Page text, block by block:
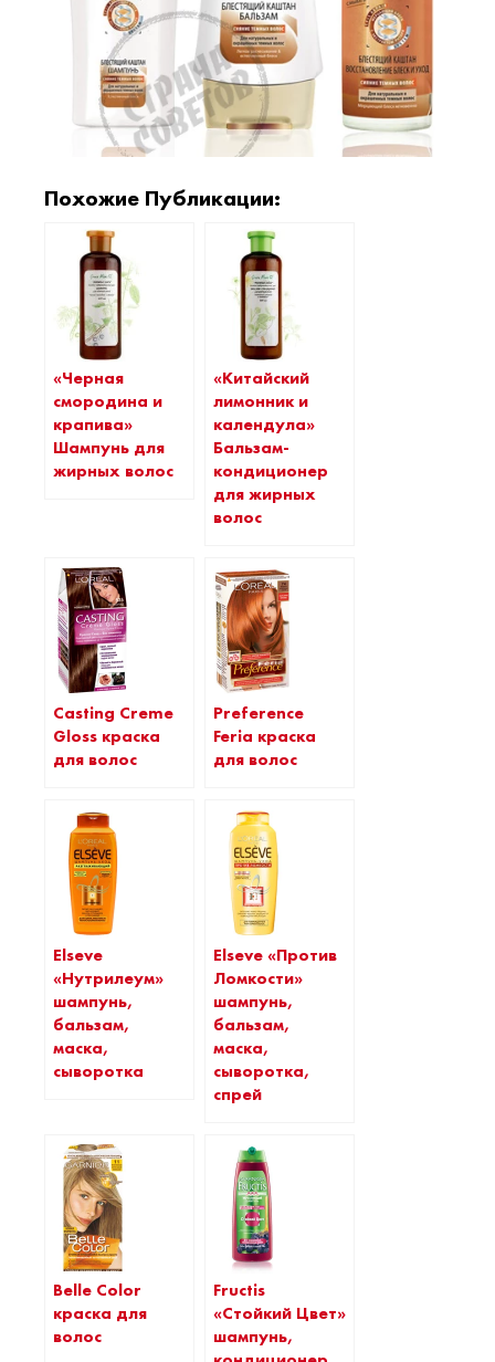
Похожие Публикации:
«Черная
смородина и
крапива»
Шампунь для
жирных волос
«Китайский
лимонник и
календула»
Бальзам-
кондиционер
для жирных
волос
Casting Creme
Gloss краска
для волос
Preference
Feria краска
для волос
Elseve
«Нутрилеум»
шампунь,
бальзам,
маска,
сыворотка
Elseve «Против
Ломкости»
шампунь,
бальзам,
маска,
сыворотка,
спрей
Belle Color
краска для
волос
Fructis
«Стойкий Цвет»
шампунь,